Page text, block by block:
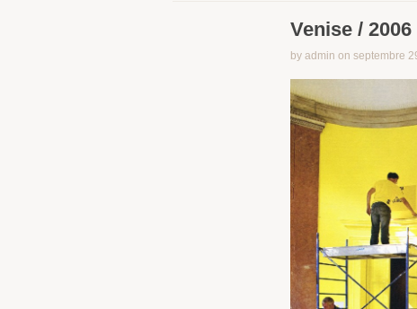
Venise / 2006
by admin on septembre